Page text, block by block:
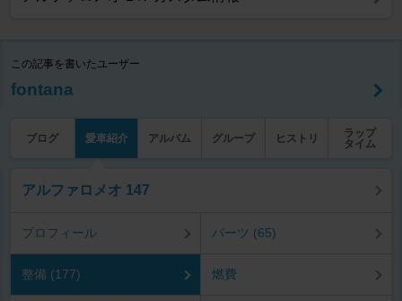
この記事を書いたユーザー
fontana
ブログ 愛車紹介 アルバム グループ ヒストリ
ラップ
タイム
アルファロメオ 147
プロフィール パーツ (65)
整備 (177) 燃費